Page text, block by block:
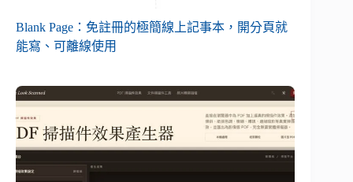
Blank Page：免註冊的極簡線上記事本，開分頁就
能寫、可離線使用